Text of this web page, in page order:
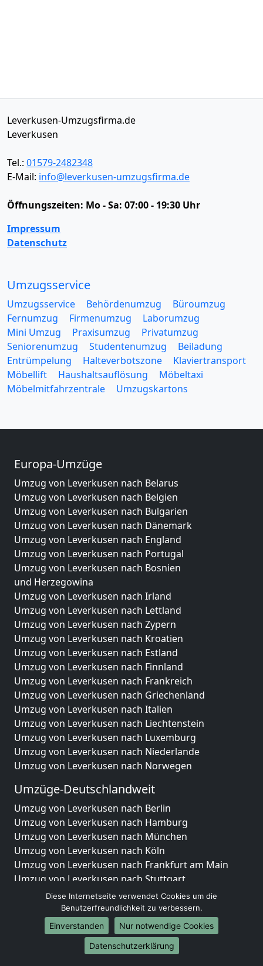
Leverkusen-Umzugsfirma.de
Leverkusen
Tel.: 01579-2482348
E-Mail: info@leverkusen-umzugsfirma.de
Öffnungszeiten: Mo - Sa: 07:00 - 19:30 Uhr
Impressum
Datenschutz
Umzugsservice
Umzugsservice Behördenumzug
Büroumzug
Fernumzug
Firmenumzug
Laborumzug
Mini Umzug
Praxisumzug
Privatumzug
Seniorenumzug
Studentenumzug
Beiladung
Entrümpelung
Halteverbotszone
Klaviertransport
Möbellift
Haushaltsauflösung
Möbeltaxi
Möbelmitfahrzentrale
Umzugskartons
Europa-Umzüge
Umzug von Leverkusen nach Belarus
Umzug von Leverkusen nach Belgien
Umzug von Leverkusen nach Bulgarien
Umzug von Leverkusen nach Dänemark
Umzug von Leverkusen nach England
Umzug von Leverkusen nach Portugal
Umzug von Leverkusen nach Bosnien
und Herzegowina
Umzug von Leverkusen nach Irland
Umzug von Leverkusen nach Lettland
Umzug von Leverkusen nach Zypern
Umzug von Leverkusen nach Kroatien
Umzug von Leverkusen nach Estland
Umzug von Leverkusen nach Finnland
Umzug von Leverkusen nach Frankreich
Umzug von Leverkusen nach Griechenland
Umzug von Leverkusen nach Italien
Umzug von Leverkusen nach Liechtenstein
Umzug von Leverkusen nach Luxemburg
Umzug von Leverkusen nach Niederlande
Umzug von Leverkusen nach Norwegen
Umzüge-Deutschlandweit
Umzug von Leverkusen nach Berlin
Umzug von Leverkusen nach Hamburg
Umzug von Leverkusen nach München
Umzug von Leverkusen nach Köln
Umzug von Leverkusen nach Frankfurt am Main
Umzug von Leverkusen nach Stuttgart
Umzug von Leverkusen nach Düsseldorf
Umzug von Leverkusen nach Leipzig
Umzug von Leverkusen nach Dortmund
Umzug von Leverkusen nach Essen
Umzug von Leverkusen nach Bremen
Diese Internetseite verwendet Cookies um die
Benutzerfreundlichkeit zu verbessern.
Einverstanden
Nur notwendige Cookies
Datenschutzerklärung